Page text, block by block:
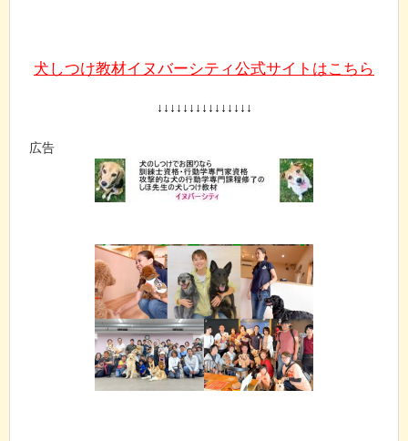
犬しつけ教材イヌバーシティ公式サイトはこちら
↓↓↓↓↓↓↓↓↓↓↓↓↓↓↓
広告